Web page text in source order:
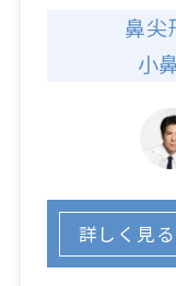
鼻尖
小
詳しく見る